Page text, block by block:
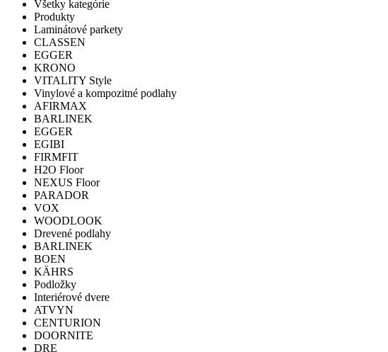
Všetky kategórie
Produkty
Laminátové parkety
CLASSEN
EGGER
KRONO
VITALITY Style
Vinylové a kompozitné podlahy
AFIRMAX
BARLINEK
EGGER
EGIBI
FIRMFIT
H2O Floor
NEXUS Floor
PARADOR
VOX
WOODLOOK
Drevené podlahy
BARLINEK
BOEN
KÄHRS
Podložky
Interiérové dvere
ATVYN
CENTURION
DOORNITE
DRE